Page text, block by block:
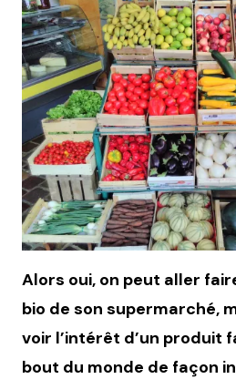
Alors oui, on peut aller
bio de son supermarché,
voir l’intérêt d’un produit
bout du monde de façon